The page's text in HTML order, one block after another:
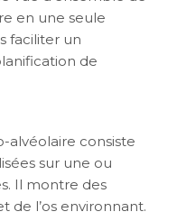
en une seule
faciliter un
de
alvéolaire consiste
sur une ou
Il montre des
de l’os environnant.